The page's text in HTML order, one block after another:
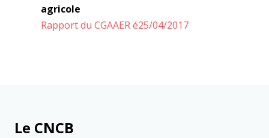
agricole
Rapport du CGAAER é25/04/2017
Le CNCB